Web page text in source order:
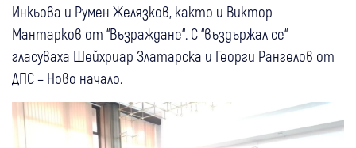
Инкьова и Румен Желязков, както и Виктор
Мантарков от “Възраждане“. С “въздържал се“
гласуваха Шейхриар Златарска и Георги Рангелов от
ДПС – Ново начало.